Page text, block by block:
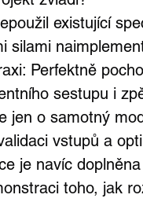
existující
silami
Perfektně
sestupu i
jen o samotný
vstupů a
je navíc
toho, jak